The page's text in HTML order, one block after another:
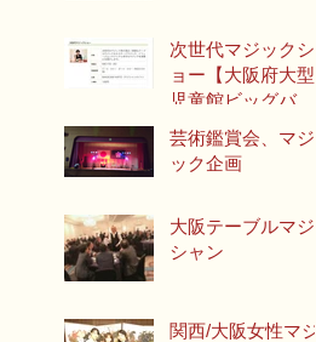
次世代マジックシ
ョー【大阪府大型
児童館ビッグバ
ン】
芸術鑑賞会、マジ
ック企画
大阪テーブルマジ
シャン
関西/大阪女性マジ